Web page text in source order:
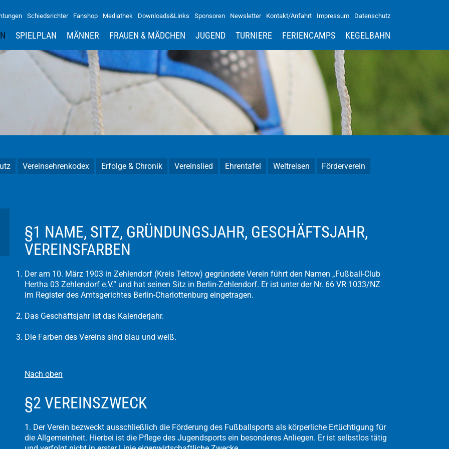
Schiedsrichter Fanshop Mediathek Downloads&Links Sponsoren Newsletter Kontakt/Anfahrt Impressum Datenschutz
SPIELPLAN MÄNNER FRAUEN & MÄDCHEN JUGEND TURNIERE FERIENCAMPS KEGELBAHN
Vereinsehrenkodex Erfolge & Chronik Vereinslied Ehrentafel Weltreisen
Förderverein
§1 NAME, SITZ, GRÜNDUNGSJAHR, GESCHÄFTSJAHR,
VEREINSFARBEN
Der am 10. März 1903 in Zehlendorf (Kreis Teltow) gegründete Verein führt den Namen „Fußball-Club
Hertha 03 Zehlendorf e.V.“ und hat seinen Sitz in Berlin-Zehlendorf. Er ist unter der Nr. 66 VR 1033/NZ
im Register des Amtsgerichtes Berlin-Charlottenburg eingetragen.
Das Geschäftsjahr ist das Kalenderjahr.
Die Farben des Vereins sind blau und weiß.
Nach oben
§2 VEREINSZWECK
1. Der Verein bezweckt ausschließlich die Förderung des Fußballsports als körperliche Ertüchtigung für
die Allgemeinheit. Hierbei ist die Pflege des Jugendsports ein besonderes Anliegen. Er ist selbstlos tätig